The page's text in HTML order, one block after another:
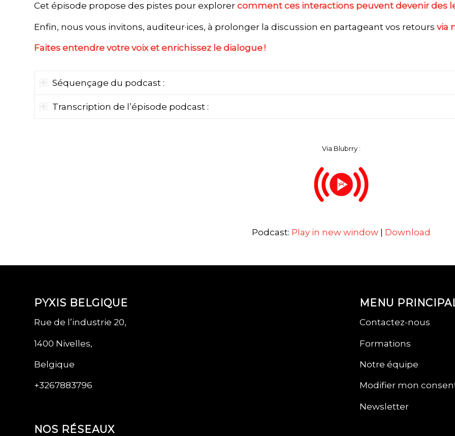
Cet épisode propose des pistes pour explorer comment ces interactions peuvent devenir des
Enfin, nous vous invitons, auditeur·ices, à prolonger la discussion en partageant vos retours via
Faites entendre votre voix et enrichissez le dialogue !
Séquençage du podcast :
Transcription de l’épisode podcast :
Via Blubrry :
Podcast: Play in new window | Download
PYXIS BELGIQUE
Rue de l’industrie 20,
1400 Nivelles,
Belgique
+3267883796
NOS RÉSEAUX
MENU
Contactez-nous
Formations
Notre équipe
Modifier mon
Newsletter